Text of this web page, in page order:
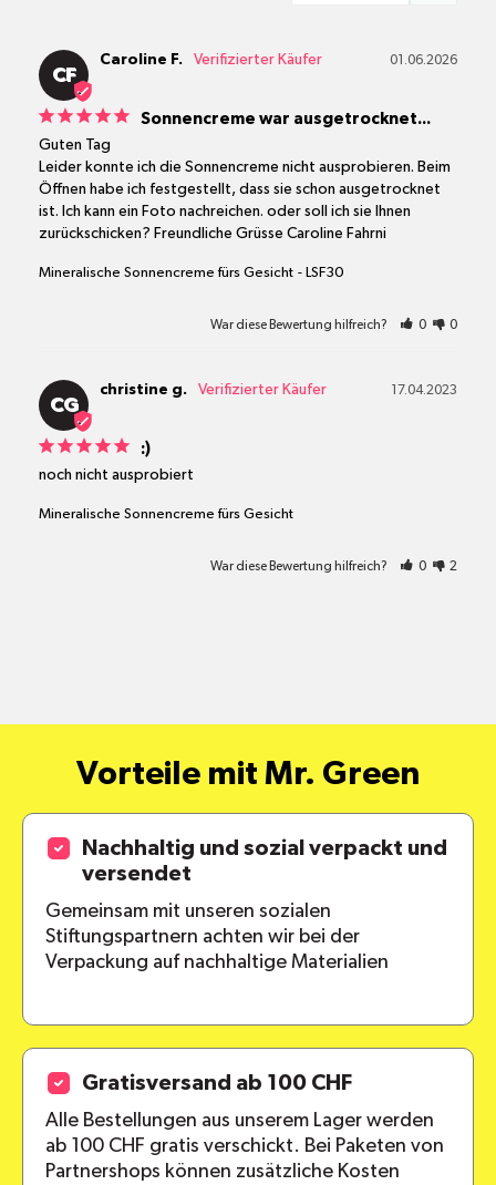
CF
01.06.2026
Caroline F.
Sonnencreme war ausgetrocknet...
Guten Tag
Leider konnte ich die Sonnencreme nicht ausprobieren. Beim
Öffnen habe ich festgestellt, dass sie schon ausgetrocknet
ist. Ich kann ein Foto nachreichen. oder soll ich sie Ihnen
zurückschicken? Freundliche Grüsse Caroline Fahrni
Mineralische Sonnencreme fürs Gesicht LSF30
War diese Bewertung hilfreich? 0 0
CG
17.04.2023
christine g.
:)
noch nicht ausprobiert
Mineralische Sonnencreme fürs Gesicht
War diese Bewertung hilfreich? 0 2
Vorteile mit Mr. Green
Nachhaltig und sozial verpackt und
versendet
Gemeinsam mit unseren sozialen
Stiftungspartnern achten wir bei der
Verpackung auf nachhaltige Materialien
Gratisversand ab 100 CHF
Alle Bestellungen aus unserem Lager werden
ab 100 CHF gratis verschickt. Bei Paketen von
Partnershops können zusätzliche Kosten